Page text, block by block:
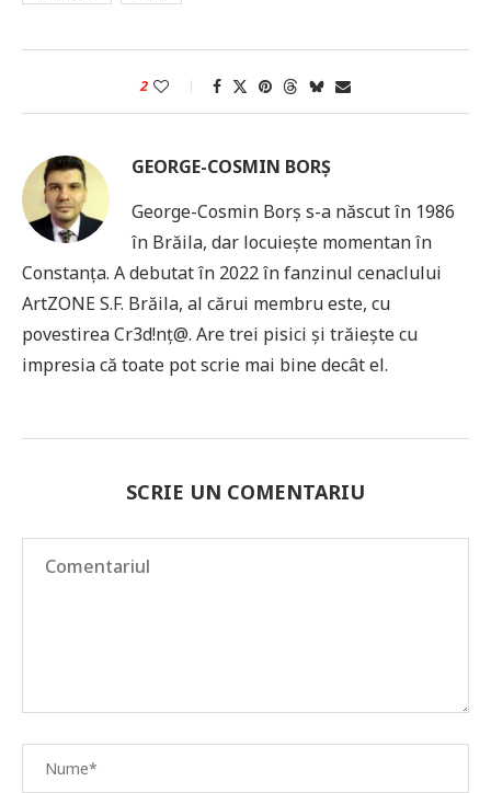
2
GEORGE-COSMIN BORȘ
George-Cosmin Borş s-a născut în 1986
în Brăila, dar locuieşte momentan în
Constanţa. A debutat în 2022 în fanzinul cenaclului
ArtZONE S.F. Brăila, al cărui membru este, cu
povestirea Cr3d!nţ@. Are trei pisici şi trăieşte cu
impresia că toate pot scrie mai bine decât el.
SCRIE UN COMENTARIU